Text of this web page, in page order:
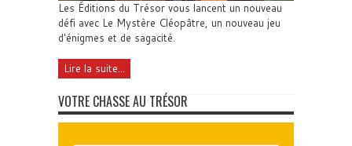
Les Éditions du Trésor vous lancent un nouveau
défi avec Le Mystère Cléopâtre, un nouveau jeu
d'énigmes et de sagacité.
Lire la suite...
VOTRE CHASSE AU TRÉSOR